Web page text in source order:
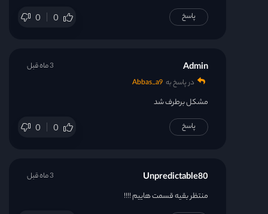
0 0 پاسخ
Admin
در پاسخ به Abbas_a9
مشکل برطرف شد
0 0
3 ماه قبل
پاسخ
Unpredictable80
منتظر بقیه قسمت هاییم !!!!
3 ماه قبل